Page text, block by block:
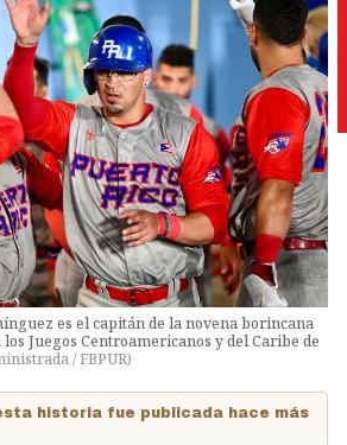
es el capitán de la novena borincana
Juegos Centroamericanos y del Caribe de
/ FBPUR)
historia fue publicada hace más